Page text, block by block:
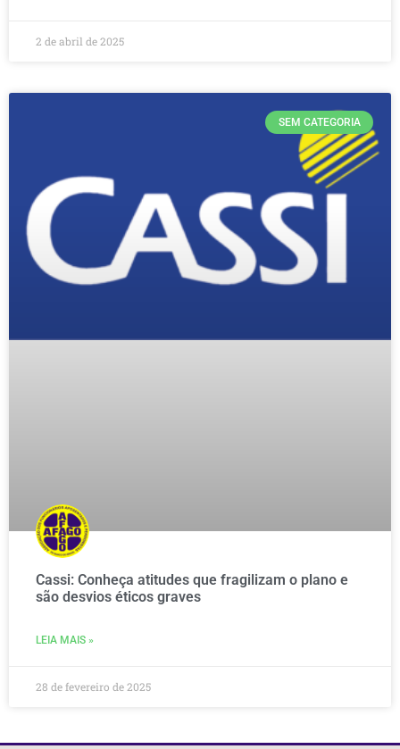
2 de abril de 2025
SEM CATEGORIA
Cassi: Conheça atitudes que fragilizam o plano e
são desvios éticos graves
LEIA MAIS »
28 de fevereiro de 2025